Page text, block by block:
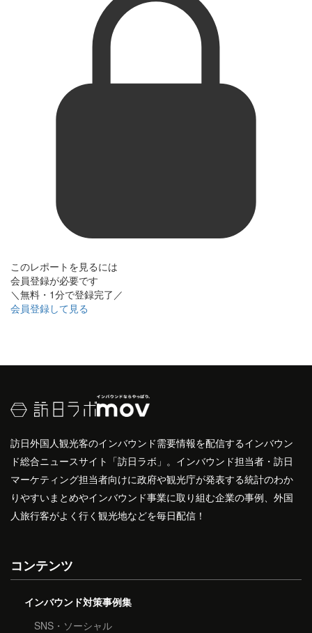
このレポートを見るには
会員登録が必要です
＼無料・1分で登録完了／
会員登録して見る
訪日外国人観光客のインバウンド需要情報を配信するインバウン
ド総合ニュースサイト「訪日ラボ」。インバウンド担当者・訪日
マーケティング担当者向けに政府や観光庁が発表する統計のわか
りやすいまとめやインバウンド事業に取り組む企業の事例、外国
人旅行客がよく行く観光地などを毎日配信！
コンテンツ
インバウンド対策事例集
SNS・ソーシャル